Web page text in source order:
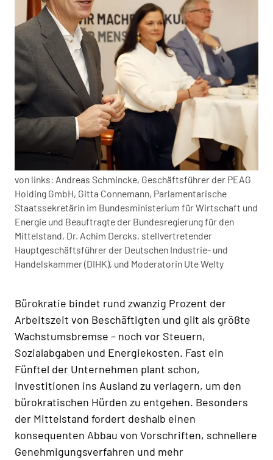
von links: Andreas Schmincke, Geschäftsführer der PEAG
Holding GmbH, Gitta Connemann, Parlamentarische
Staatssekretärin im Bundesministerium für Wirtschaft und
Energie und Beauftragte der Bundesregierung für den
Mittelstand, Dr. Achim Dercks, stellvertretender
Hauptgeschäftsführer der Deutschen Industrie- und
Handelskammer (DIHK), und Moderatorin Ute Welty
Bürokratie bindet rund zwanzig Prozent der
Arbeitszeit von Beschäftigten und gilt als größte
Wachstumsbremse – noch vor Steuern,
Sozialabgaben und Energiekosten. Fast ein
Fünftel der Unternehmen plant schon,
Investitionen ins Ausland zu verlagern, um den
bürokratischen Hürden zu entgehen. Besonders
der Mittelstand fordert deshalb einen
konsequenten Abbau von Vorschriften, schnellere
Genehmigungsverfahren und mehr